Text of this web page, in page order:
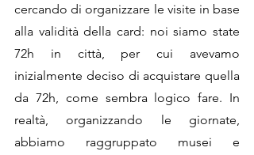
cercando di organizzare le visite in base
alla validità della card: noi siamo state
72h in città, per cui avevamo
inizialmente deciso di acquistare quella
da 72h, come sembra logico fare. In
realtà, organizzando le giornate,
abbiamo raggruppato musei e